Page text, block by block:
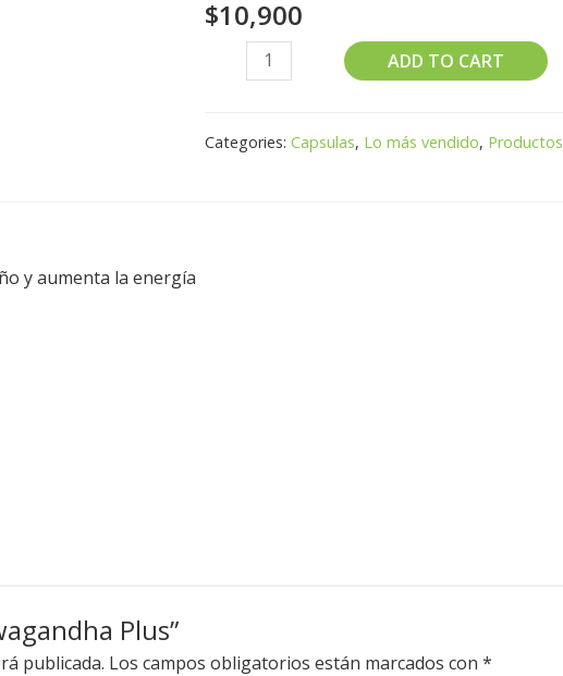
$10,900
ADD TO CART
Categories: Capsulas, Lo más vendido, Productos
y aumenta la energía
Plus”
publicada. Los campos obligatorios están marcados con *